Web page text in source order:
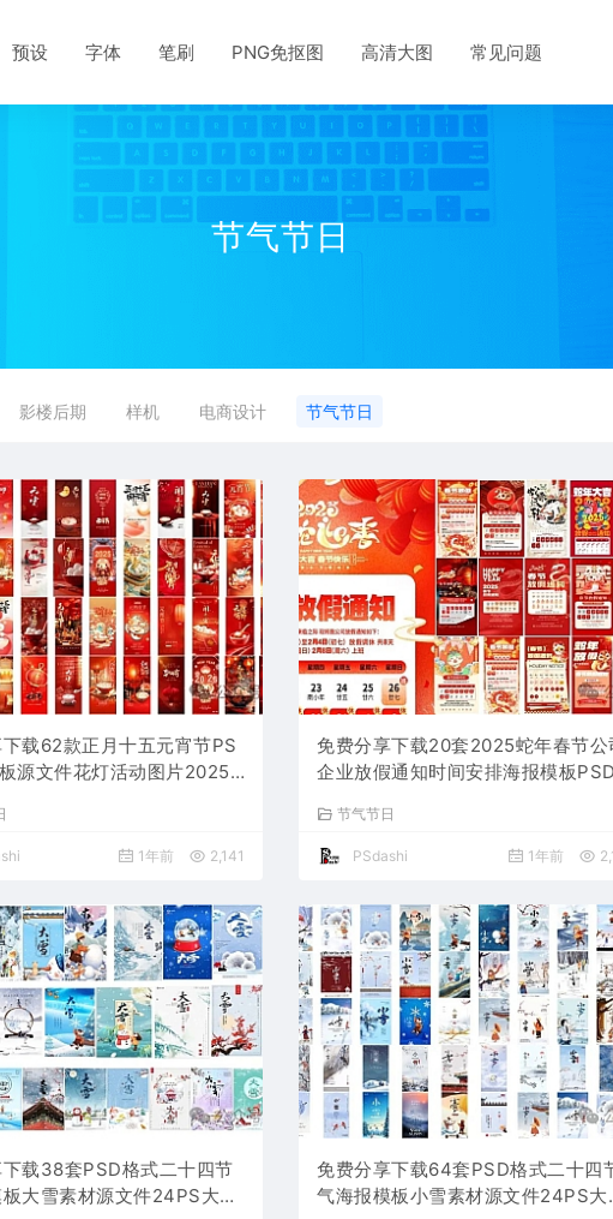
预设 字体 笔刷 PNG免抠图 高清大图 常见问题
节气节日
影楼后期 样机 电商设计 节气节日
载62款正月十五元宵节PS
源文件花灯活动图片2025
朋友圈吃汤圆
1年前 2,141
免费分享下载20套2025蛇年春节公
企业放假通知时间安排海报模板PSD
节日宣传背景分层图片
节气节日
PSdashi 1年前
载38套PSD格式二十四节
大雪素材源文件24PS大师
免费分享下载64套PSD格式二十四
气海报模板小雪素材源文件24PS大